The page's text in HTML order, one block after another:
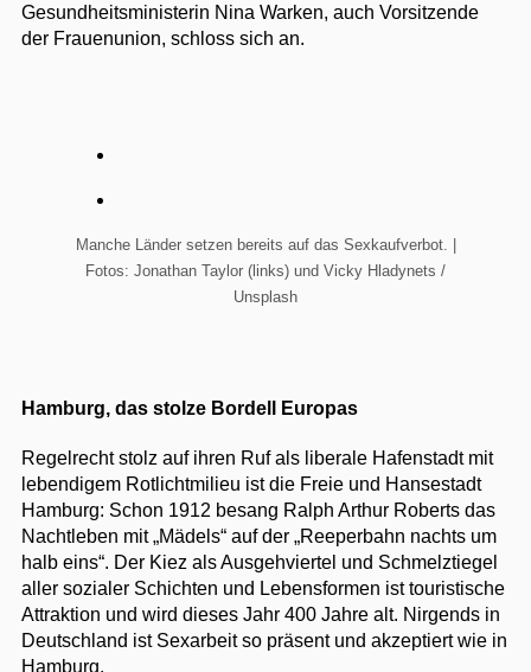
Gesundheitsministerin Nina Warken, auch Vorsitzende
der Frauenunion, schloss sich an.
Manche Länder setzen bereits auf das Sexkaufverbot. |
Fotos: Jonathan Taylor (links) und Vicky Hladynets /
Unsplash
Hamburg, das stolze Bordell Europas
Regelrecht stolz auf ihren Ruf als liberale Hafenstadt mit
lebendigem Rotlichtmilieu ist die Freie und Hansestadt
Hamburg: Schon 1912 besang Ralph Arthur Roberts das
Nachtleben mit „Mädels“ auf der „Reeperbahn nachts um
halb eins“. Der Kiez als Ausgehviertel und Schmelztiegel
aller sozialer Schichten und Lebensformen ist touristische
Attraktion und wird dieses Jahr 400 Jahre alt. Nirgends in
Deutschland ist Sexarbeit so präsent und akzeptiert wie in
Hamburg.